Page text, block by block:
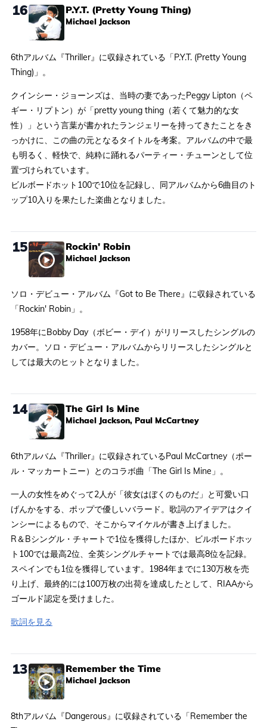
16 P.Y.T. (Pretty Young Thing)
Michael Jackson
6thアルバム『Thriller』に収録されている「P.Y.T. (Pretty Young
Thing)」。
クインシー・ジョーンズは、当時の妻であったPeggy Lipton（ペ
ギー・リプトン）が「pretty young thing（若くて魅力的な女
性）」という言葉が書かれたランジェリーを持ってきたことをき
っかけに、この曲の元となるタイトルを考案。アルバムの中で最
も明るく、軽快で、純粋に踊れるパーティー・チューンとして位
置づけられています。
ビルボードホット100で10位を記録し、同アルバムから6曲目のト
ップ10入りを果たした楽曲となりました。
15 Rockin' Robin
Michael Jackson
ソロ・デビュー・アルバム『Got to Be There』に収録されている
「Rockin' Robin」。
1958年にBobby Day（ボビー・デイ）がリリースしたシングルの
カバー。ソロ・デビュー・アルバムからリリースしたシングルと
しては最大のヒットとなりました。
14 The Girl Is Mine
Michael Jackson, Paul McCartney
6thアルバム『Thriller』に収録されているPaul McCartney（ポー
ル・マッカートニー）とのコラボ曲「The Girl Is Mine」。
一人の女性をめぐって2人が「彼女はぼくのものだ」と可愛い口
げんかをする、ポップで優しいバラード。歌詞のアイデアはクイ
ンシーによるもので、そこからマイケルが書き上げました。
R＆Bシングル・チャートで1位を獲得したほか、ビルボードホッ
ト100では最高2位、全英シングルチャートでは最高8位を記録。
スペインでも1位を獲得しています。1984年までに130万枚を売
り上げ、最終的には100万枚の出荷を達成したとして、RIAAから
ゴールド認定を受けました。
歌詞を見る
13 Remember the Time
Michael Jackson
8thアルバム『Dangerous』に収録されている「Remember the